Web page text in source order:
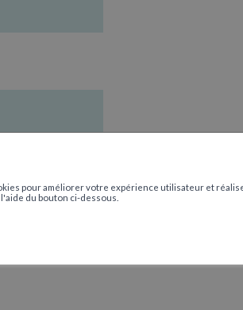
pour améliorer votre expérience utilisateur et
du bouton ci-dessous.